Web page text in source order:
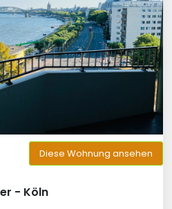
Diese Wohnung ansehen
- Köln